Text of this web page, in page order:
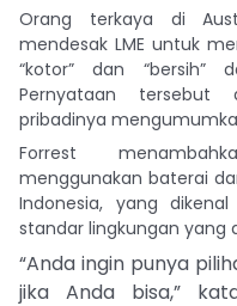
Orang terkaya di
mendesak LME untuk
“kotor” dan “bersih”
Pernyataan
pribadinya
Forrest
menggunakan baterai
Indonesia, yang
standar lingkungan yang
“Anda ingin punya
jika Anda bisa,”